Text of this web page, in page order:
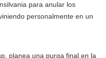
para anular los
personalmente en un
planea una purga final en la